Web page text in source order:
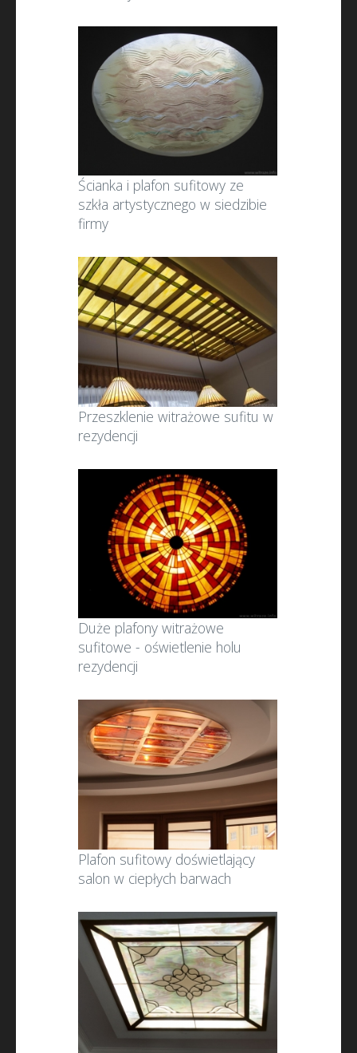
Ścianka i plafon sufitowy ze
szkła artystycznego w siedzibie
firmy
Przeszklenie witrażowe sufitu w
rezydencji
Duże plafony witrażowe
sufitowe - oświetlenie holu
rezydencji
Plafon sufitowy doświetlający
salon w ciepłych barwach